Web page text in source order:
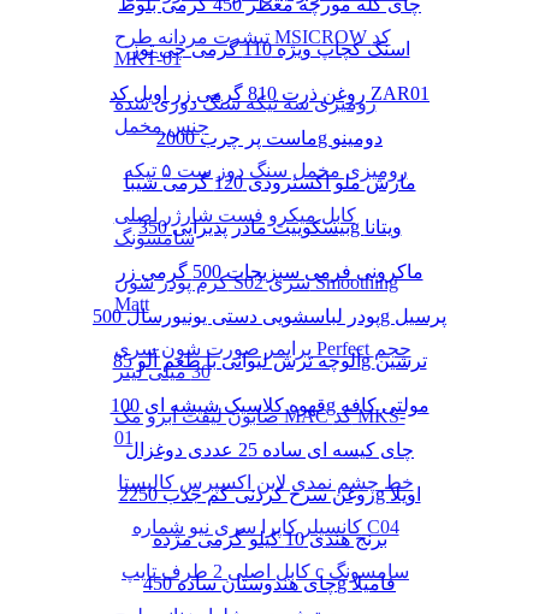
تیشرت مردانه طرح MSICROW کد
MKT-01
رومیزی سه تیکه سنگ دوزی شده
جنس مخمل
رومیزی مخمل سنگ دوز ست ۵ تیکه
کابل میکرو فست شارژر اصلی
سامسونگ
کرم پودر شون S02 سری Smoothing
Matt
پرایمر صورت شون سری Perfect حجم
30 میلی لیتر
صابون لیفت ابرو مک MAC کد MKS-
01
خط چشم نمدی لاین اکسپرس کالیستا
کانسیلر کاپرا سری نیو شماره C04
کابل اصلی 2 طرف تایپ c سامسونگ
چای کله مورچه معطر 450 گرمی بلوط
اسنک کچاپ ویژه 110 گرمی چی توز
روغن ذرت 810 گرمی زر اویل کد ZAR01
ماست پر چرب 2000g دومینو
مارش ملو اکسترودی 120 گرمی شیبا
بیسکوییت مادر پذیرایی 350g ویتانا
ماکرونی فرمی سبزیجات 500 گرمی زر
پودر لباسشویی دستی یونیورسال 500g پرسیل
آلوچه ترش لیوانی با طعم آلو 85g ترشین
قهوه کلاسیک شیشه ای 100g مولتی کافه
چای کیسه ای ساده 25 عددی دوغزال
روغن سرخ کردنی کم جذب 2250g اویلا
برنج هندی 10 کیلو گرمی مژده
چای هندوستان ساده 450g فامیلا